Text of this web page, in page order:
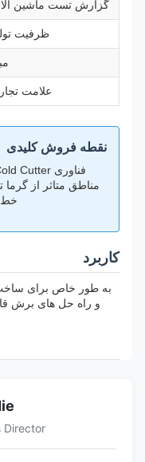
گزارش تست ماشین
ظرفیت
علامت
نقطه فروش کلیدی
مناطق متاثر از
خط
کاربرد
به طور خاص برای
و راه حل های برش
Director